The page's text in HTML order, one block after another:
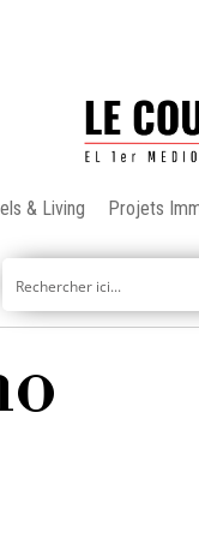
& Living Projets